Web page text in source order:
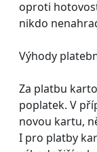
oproti
nikdo
Výhody
Za platbu
poplatek. V
novou kartu,
I pro platby